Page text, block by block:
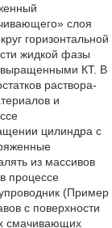
слоя
горизонтальной
жидкой фазы
выращенными КТ. В
раствора-
и
цилиндра с
из массивов
процессе
(Пример
с поверхности
смачивающих